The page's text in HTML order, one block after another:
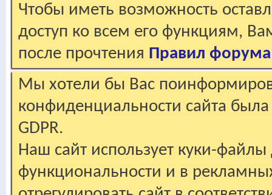
Чтобы иметь возможность
доступ ко всем его функциям,
после прочтения Правил форума
Мы хотели бы Вас
конфиденциальности сайта
GDPR.
Наш сайт использует куки-файлы
функциональности и в